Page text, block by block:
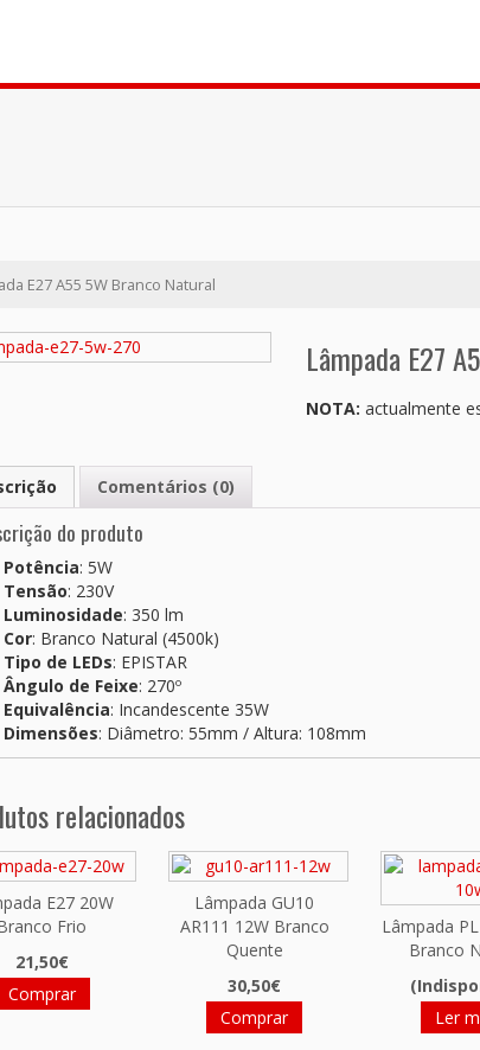
E27 A55 5W Branco Natural
Lâmpada E27
NOTA: actualmente
Comentários (0)
do produto
Potência: 5W
Tensão: 230V
Luminosidade: 350 lm
Cor: Branco Natural (4500k)
Tipo de LEDs: EPISTAR
Ângulo de Feixe: 270º
Equivalência: Incandescente 35W
Dimensões: Diâmetro: 55mm / Altura: 108mm
relacionados
E27 20W
Frio
21,50€
Comprar
Lâmpada GU10
AR111 12W Branco
Quente
30,50€
Comprar
Lâmpada
Branco
Ler